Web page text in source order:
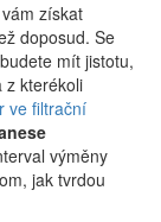
získat
doposud. Se
mít jistotu,
z kterékoli
ve filtrační
výměny
jak tvrdou